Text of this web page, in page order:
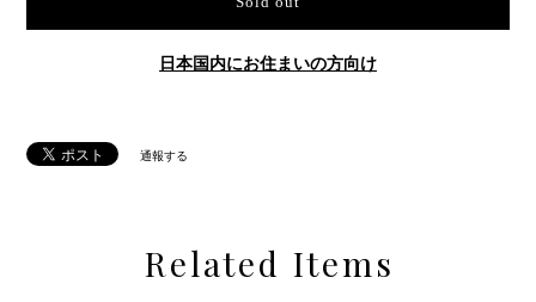
日本国内にお住まいの方向け
通報する
Related Items